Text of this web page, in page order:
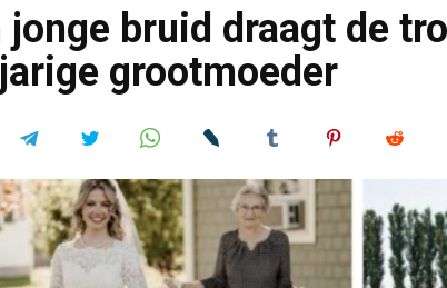
jonge bruid draagt de
grootmoeder